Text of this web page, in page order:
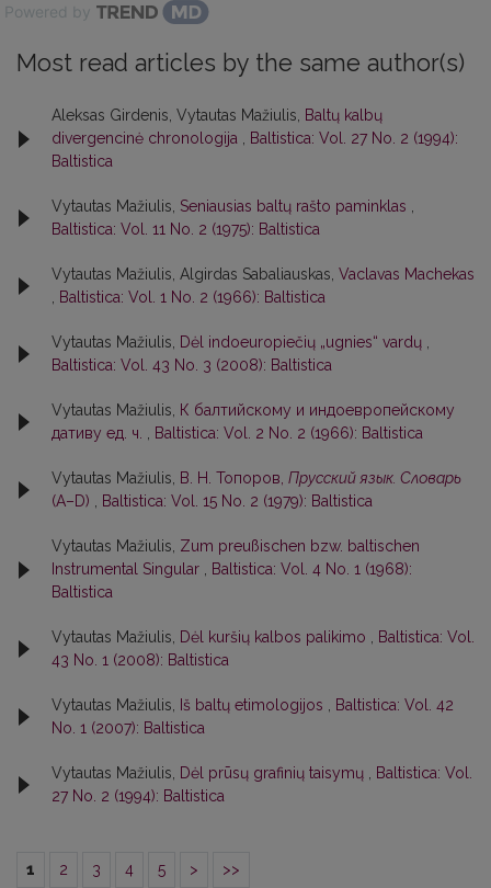
Powered by
Most read articles by the same author(s)
Aleksas Girdenis, Vytautas Mažiulis, Baltų kalbų
divergencinė chronologija , Baltistica: Vol. 27 No. 2 (1994):
Baltistica
Vytautas Mažiulis, Seniausias baltų rašto paminklas ,
Baltistica: Vol. 11 No. 2 (1975): Baltistica
Vytautas Mažiulis, Algirdas Sabaliauskas, Vaclavas Machekas
, Baltistica: Vol. 1 No. 2 (1966): Baltistica
Vytautas Mažiulis, Dėl indoeuropiečių „ugnies“ vardų ,
Baltistica: Vol. 43 No. 3 (2008): Baltistica
Vytautas Mažiulis, К балтийскому и индоевропейскому
дативу ед. ч. , Baltistica: Vol. 2 No. 2 (1966): Baltistica
Vytautas Mažiulis, В. Н. Топоров, Прусский язык. Словарь
(А–D) , Baltistica: Vol. 15 No. 2 (1979): Baltistica
Vytautas Mažiulis, Zum preußischen bzw. baltischen
Instrumental Singular , Baltistica: Vol. 4 No. 1 (1968):
Baltistica
Vytautas Mažiulis, Dėl kuršių kalbos palikimo , Baltistica: Vol.
43 No. 1 (2008): Baltistica
Vytautas Mažiulis, Iš baltų etimologijos , Baltistica: Vol. 42
No. 1 (2007): Baltistica
Vytautas Mažiulis, Dėl prūsų grafinių taisymų , Baltistica: Vol.
27 No. 2 (1994): Baltistica
1 2 3 4 5 > >>